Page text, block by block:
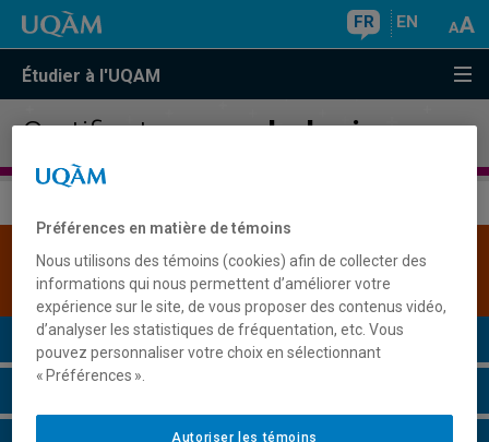
FR EN
Étudier à l'UQAM
Certificat enpsychologie
Une version plus récente de ce programme est
disponible.Cliquez ici pour la consulter.
Présentation du programme
Préférences en matière de témoins
Nous utilisons des témoins (cookies) afin de collecter des
informations qui nous permettent d’améliorer votre
expérience sur le site, de vous proposer des contenus vidéo,
d’analyser les statistiques de fréquentation, etc. Vous
pouvez personnaliser votre choix en sélectionnant
« Préférences ».
Autoriser les témoins